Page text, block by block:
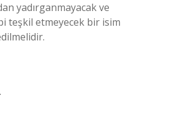
yadırganmayacak ve
teşkil etmeyecek bir isim